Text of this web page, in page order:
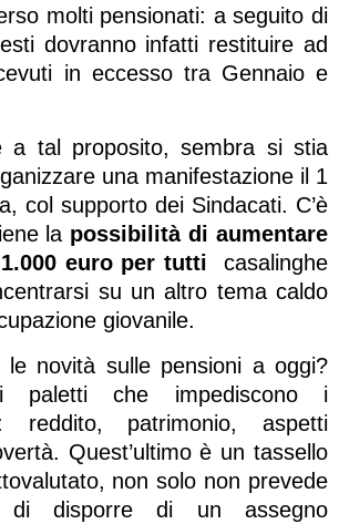
molti pensionati: a seguito di
dovranno infatti restituire ad
in eccesso tra Gennaio e
a tal proposito, sembra si stia
una manifestazione il 1
col supporto dei Sindacati. C’è
la possibilità di aumentare
euro per tutti
casalinghe
su un altro tema caldo
giovanile.
le novità sulle pensioni a oggi?
paletti che impediscono i
reddito, patrimonio, aspetti
Quest’ultimo è un tassello
non solo non prevede
di disporre di un assegno